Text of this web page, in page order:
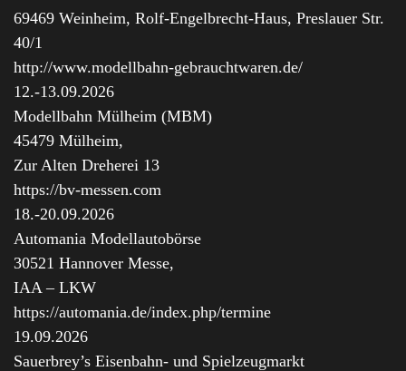
69469 Weinheim, Rolf-Engelbrecht-Haus, Preslauer Str.
40/1
http://www.modellbahn-gebrauchtwaren.de/
12.-13.09.2026
Modellbahn Mülheim (MBM)
45479 Mülheim,
Zur Alten Dreherei 13
https://bv-messen.com
18.-20.09.2026
Automania Modellautobörse
30521 Hannover Messe,
IAA – LKW
https://automania.de/index.php/termine
19.09.2026
Sauerbrey’s Eisenbahn- und Spielzeugmarkt